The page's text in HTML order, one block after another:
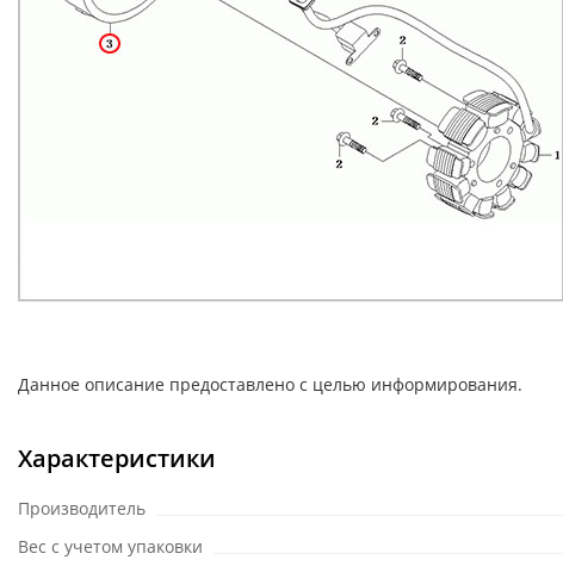
Данное описание предоставлено с целью информирования.
Характеристики
Производитель
Вес с учетом упаковки